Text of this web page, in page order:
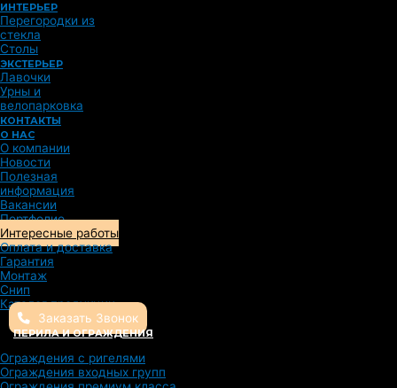
ИНТЕРЬЕР
Перегородки из
стекла
Столы
ЭКСТЕРЬЕР
Лавочки
Урны и
велопарковка
КОНТАКТЫ
О НАС
О компании
Новости
Полезная
информация
Вакансии
Портфолио
Интересные работы
Оплата и доставка
Гарантия
Монтаж
Снип
Каталог продукции
Заказать Звонок
ПЕРИЛА И ОГРАЖДЕНИЯ
Ограждения с ригелями
Ограждения входных групп